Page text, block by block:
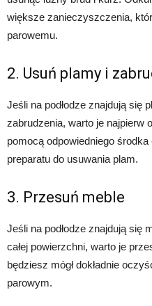
większe zanieczyszczenia,
parowemu.
2. Usuń plamy i
Jeśli na podłodze znajdują się
zabrudzenia, warto je najpierw
pomocą odpowiedniego
preparatu do usuwania plam.
3. Przesuń meble
Jeśli na podłodze znajdują się
całej powierzchni, warto je
będziesz mógł dokładnie
parowym.